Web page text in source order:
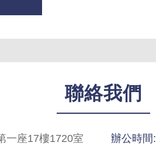
聯絡我們
一座17樓1720室
辦公時間: